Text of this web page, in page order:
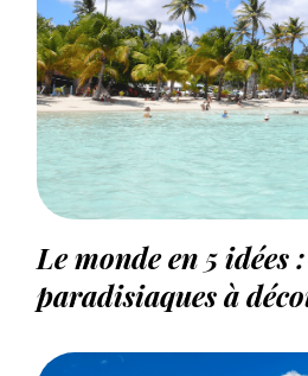
Le monde en 5 idées
paradisiaques à